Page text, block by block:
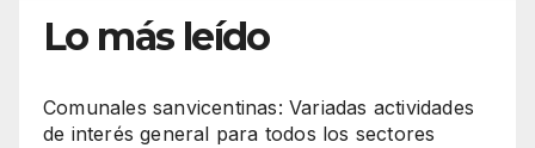
Lo más leído
Comunales sanvicentinas: Variadas actividades
de interés general para todos los sectores